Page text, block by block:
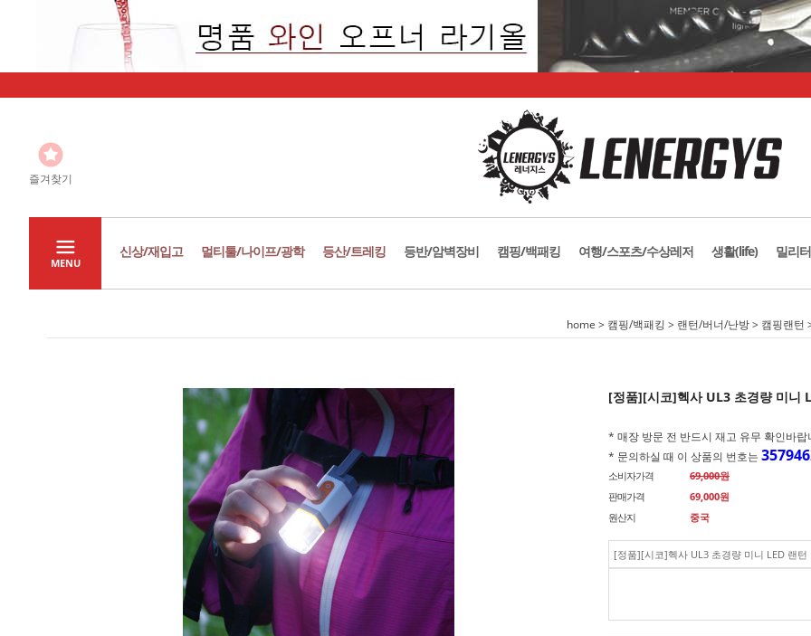
즐겨찾기
MENU
신상/재입고 멀티툴/나이프/광학 등산/트레킹 등반/암벽장비 캠핑/백패킹 여행/스포츠/수상레저 생활(life) 밀리
home > 캠핑/백패킹 > 랜턴/버너/난방> 캠핑랜턴
[정품][시코]헥사 UL3 초경량 미니
* 매장 방문 전 반드시 재고 유무 확인바
* 문의하실 때 이 상품의 번호는
소비자가격
69,000원
판매가격
69,000원
원산지
중국
[정품][시코]헥사 UL3 초경량 미니 LED 랜